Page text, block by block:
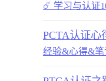
☄️ 学习与认证
PCTA认证心
经验&心得&笔